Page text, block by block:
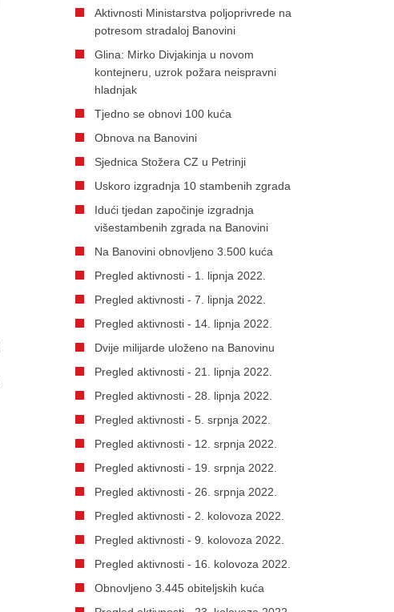
Aktivnosti Ministarstva poljoprivrede na
potresom stradaloj Banovini
Glina: Mirko Divjakinja u novom
kontejneru, uzrok požara neispravni
hladnjak
Tjedno se obnovi 100 kuća
Obnova na Banovini
Sjednica Stožera CZ u Petrinji
Uskoro izgradnja 10 stambenih zgrada
Idući tjedan započinje izgradnja
višestambenih zgrada na Banovini
Na Banovini obnovljeno 3.500 kuća
Pregled aktivnosti - 1. lipnja 2022.
Pregled aktivnosti - 7. lipnja 2022.
Pregled aktivnosti - 14. lipnja 2022.
Dvije milijarde uloženo na Banovinu
Pregled aktivnosti - 21. lipnja 2022.
Pregled aktivnosti - 28. lipnja 2022.
Pregled aktivnosti - 5. srpnja 2022.
Pregled aktivnosti - 12. srpnja 2022.
Pregled aktivnosti - 19. srpnja 2022.
Pregled aktivnosti - 26. srpnja 2022.
Pregled aktivnosti - 2. kolovoza 2022.
Pregled aktivnosti - 9. kolovoza 2022.
Pregled aktivnosti - 16. kolovoza 2022.
Obnovljeno 3.445 obiteljskih kuća